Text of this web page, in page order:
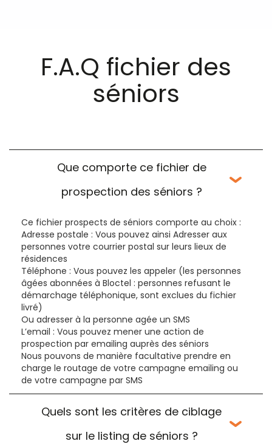
F.A.Q fichier des
séniors
Que comporte ce fichier de
prospection des séniors ?
Ce fichier prospects de séniors comporte au choix :
Adresse postale : Vous pouvez ainsi Adresser aux
personnes votre courrier postal sur leurs lieux de
résidences
Téléphone : Vous pouvez les appeler (les personnes
âgées abonnées à Bloctel : personnes refusant le
démarchage téléphonique, sont exclues du fichier
livré)
Ou adresser à la personne agée un SMS
L’email : Vous pouvez mener une action de
prospection par emailing auprès des séniors
Nous pouvons de manière facultative prendre en
charge le routage de votre campagne emailing ou
de votre campagne par SMS
Quels sont les critères de ciblage
sur le listing de séniors ?